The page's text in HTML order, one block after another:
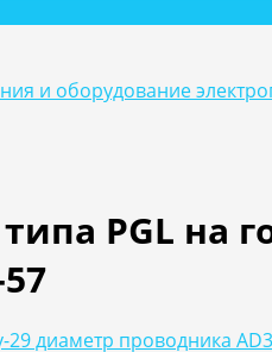
и оборудование
PGL на